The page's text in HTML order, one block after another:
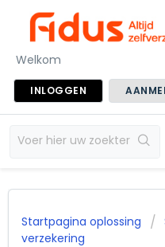
Welkom
INLOGGEN
Startpagina oplossing
verzekering